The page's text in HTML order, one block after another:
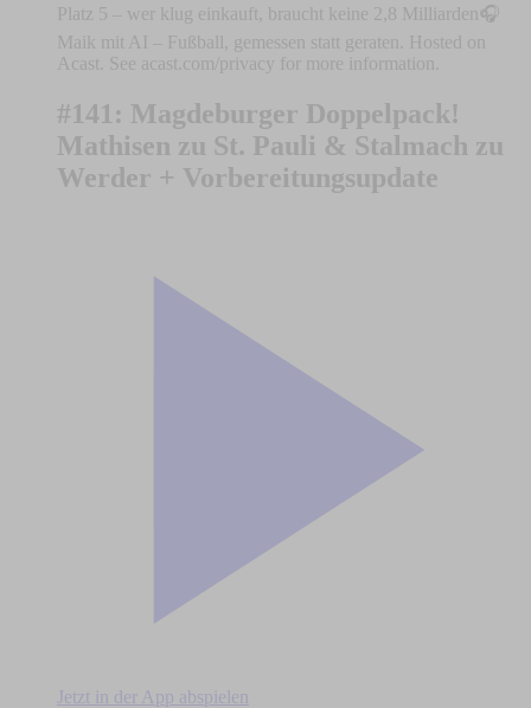
Platz 5 – wer klug einkauft, braucht keine 2,8 Milliarden🎧
Maik mit AI – Fußball, gemessen statt geraten. Hosted on
Acast. See acast.com/privacy for more information.
#141: Magdeburger Doppelpack!
Mathisen zu St. Pauli & Stalmach zu
Werder + Vorbereitungsupdate
Jetzt in der App abspielen